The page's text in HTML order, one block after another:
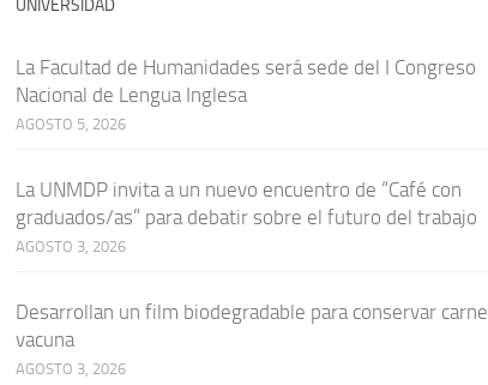
UNIVERSIDAD
La Facultad de Humanidades será sede del I Congreso
Nacional de Lengua Inglesa
AGOSTO 5, 2026
La UNMDP invita a un nuevo encuentro de “Café con
graduados/as” para debatir sobre el futuro del trabajo
AGOSTO 3, 2026
Desarrollan un film biodegradable para conservar carne
vacuna
AGOSTO 3, 2026